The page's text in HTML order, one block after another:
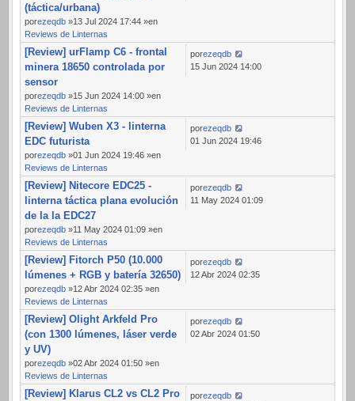
(táctica/urbana)
porezeqdb »13 Jul 2024 17:44 »en
Reviews de Linternas
[Review] urFlamp C6 - frontal
minera 18650 controlada por
sensor
porezeqdb »15 Jun 2024 14:00 »en
Reviews de Linternas
porezeqdb
15 Jun 2024 14:00
[Review] Wuben X3 - linterna
EDC futurista
porezeqdb »01 Jun 2024 19:46 »en
Reviews de Linternas
porezeqdb
01 Jun 2024 19:46
[Review] Nitecore EDC25 -
linterna táctica plana evolución
de la la EDC27
porezeqdb »11 May 2024 01:09 »en
Reviews de Linternas
porezeqdb
11 May 2024 01:09
[Review] Fitorch P50 (10.000
lúmenes + RGB y batería 32650)
porezeqdb »12 Abr 2024 02:35 »en
Reviews de Linternas
porezeqdb
12 Abr 2024 02:35
[Review] Olight Arkfeld Pro
(con 1300 lúmenes, láser verde
y UV)
porezeqdb »02 Abr 2024 01:50 »en
Reviews de Linternas
porezeqdb
02 Abr 2024 01:50
[Review] Klarus CL2 vs CL2 Pro
porezeqdb